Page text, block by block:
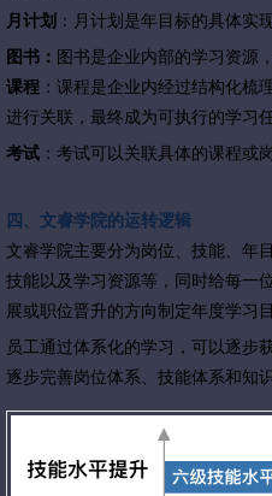
月计划 ：月计划是年目标的具体实
图书 ： 图书是企业内部的学习资源
课程 ：课程是企业内经过结构化梳
进行关联 ，最终成为可执行的学习
考试 ： 考试可以关联具体的课程或
四、文睿学院的运转逻辑
文睿学院主要分为岗位、技能、年
技能以及学习资源等，同时给每一
展或职位晋升的方向制定年度学习
员工通过体系化的学习，可以逐步
逐步完善岗位体系、技能体系和知